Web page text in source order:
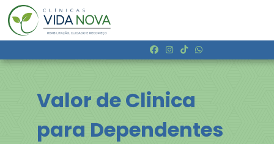
Valor de Clinica
para Dependentes